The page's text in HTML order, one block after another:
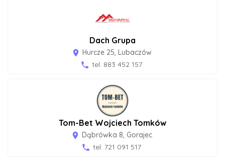
Dach Grupa
room Hurcze 25, Lubaczów
phone tel. 883 452 157
Tom-Bet Wojciech Tomków
room Dąbrówka 8, Gorajec
phone tel. 721 091 517